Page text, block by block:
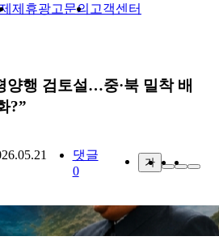
제휴광고문의 고객센터
양행 검토설…중·북 밀착 배
?”
댓글
0
가
지